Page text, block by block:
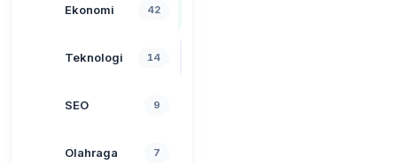
Ekonomi 42
Teknologi 14
SEO 9
Olahraga 7